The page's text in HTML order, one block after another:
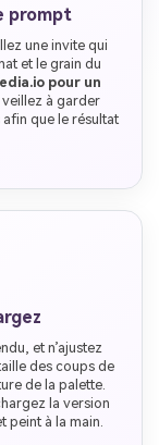
prompt
une invite qui
et le grain du
pour un
, veillez à garder
afin que le résultat
et n’ajustez
des coups de
de la palette.
la version
peint à la main.